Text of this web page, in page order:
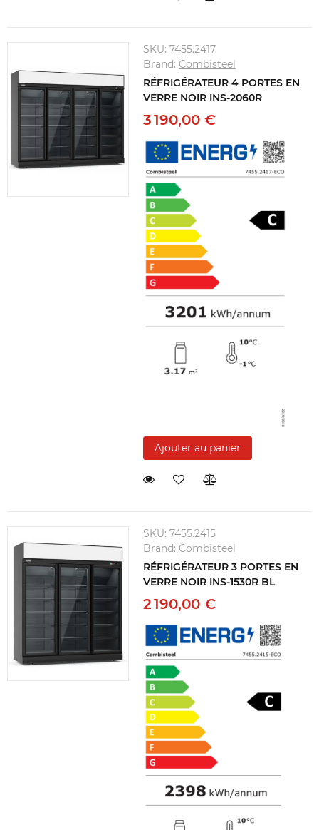
SKU:7455.2417
Brand:Combisteel
RÉFRIGÉRATEUR 4 PORTES EN
VERRE NOIR INS-2060R
3 190,00 €
Ajouter au panier
SKU:7455.2415
Brand:Combisteel
RÉFRIGÉRATEUR 3 PORTES EN
VERRE NOIR INS-1530R BL
2 190,00 €